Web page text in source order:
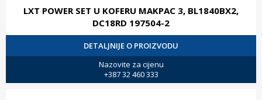
LXT POWER SET U KOFERU MAKPAC 3, BL1840BX2,
DC18RD 197504-2
DETALJNIJE O PROIZVODU
Nazovite za cijenu
+387 32 460 333